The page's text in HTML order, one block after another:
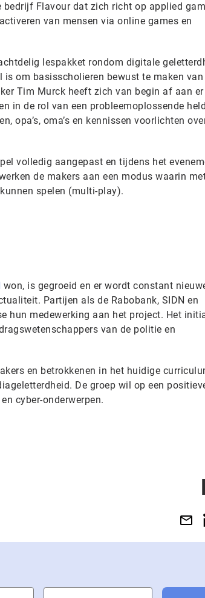
Flavour dat zich richt op applied
van mensen via online games en
lespakket rondom digitale
om basisscholieren bewust te maken van
Tim Murck heeft zich van begin af aan
in de rol van een probleemoplossende
opa’s, oma’s en kennissen voorlichten
volledig aangepast en tijdens het
de makers aan een modus waarin
spelen (multi-play).
won, is gegroeid en er wordt constant
Partijen als de Rabobank, SIDN en
hun medewerking aan het project. Het
van de politie en
en betrokkenen in het huidige
De groep wil op een
cyber-onderwerpen.